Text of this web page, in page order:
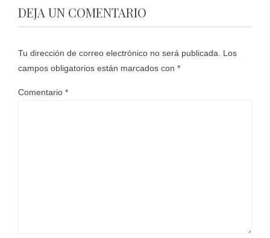
DEJA UN COMENTARIO
Tu dirección de correo electrónico no será publicada. Los
campos obligatorios están marcados con *
Comentario *